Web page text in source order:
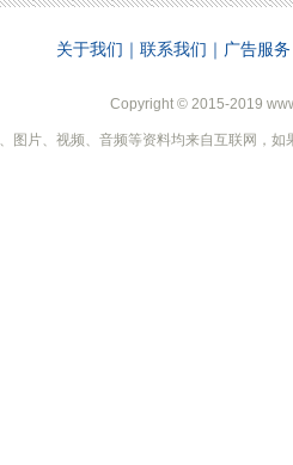
关于我们 ｜ 联系我们 ｜ 广告服务
Copyright © 2015-2019
图片、视频、音频等资料均来自互联网，